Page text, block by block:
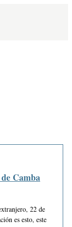
Camba
22 de
es esto, este